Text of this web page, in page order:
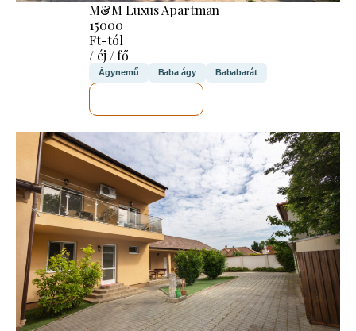
M&M Luxus Apartman
15000
Ft-tól
/ éj / fő
Ágynemű Baba ágy Bababarát